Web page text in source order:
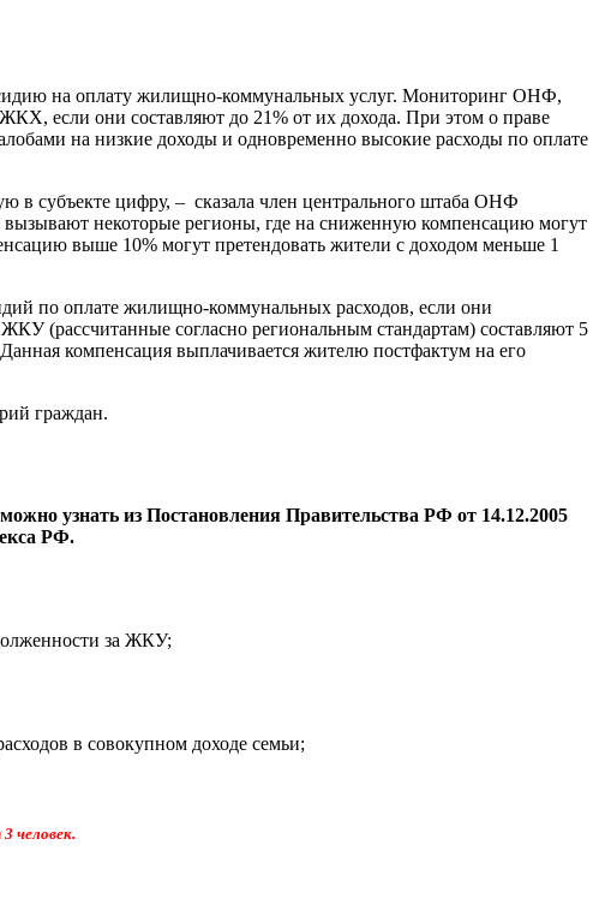
на оплату жилищно-коммунальных услуг. Мониторинг ОНФ,
если они составляют до 21% от их дохода. При этом о праве
на низкие доходы и одновременно высокие расходы по оплате
в субъекте цифру, – сказала член центрального штаба ОНФ
некоторые регионы, где на сниженную компенсацию могут
выше 10% могут претендовать жители с доходом меньше 1
по оплате жилищно-коммунальных расходов, если они
(рассчитанные согласно региональным стандартам) составляют 5
компенсация выплачивается жителю постфактум на его
граждан.
узнать из Постановления Правительства РФ от 14.12.2005
РФ.
за ЖКУ;
в совокупном доходе семьи;
человек.